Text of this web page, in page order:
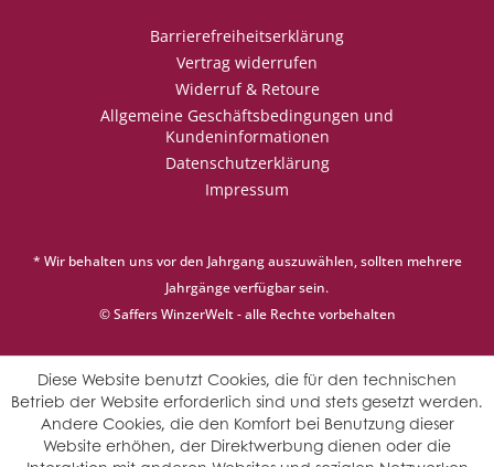
Barrierefreiheitserklärung
Vertrag widerrufen
Widerruf & Retoure
Allgemeine Geschäftsbedingungen und
Kundeninformationen
Datenschutzerklärung
Impressum
* Wir behalten uns vor den Jahrgang auszuwählen, sollten mehrere
Jahrgänge verfügbar sein.
© Saffers WinzerWelt - alle Rechte vorbehalten
Diese Website benutzt Cookies, die für den technischen
Betrieb der Website erforderlich sind und stets gesetzt werden.
Andere Cookies, die den Komfort bei Benutzung dieser
Website erhöhen, der Direktwerbung dienen oder die